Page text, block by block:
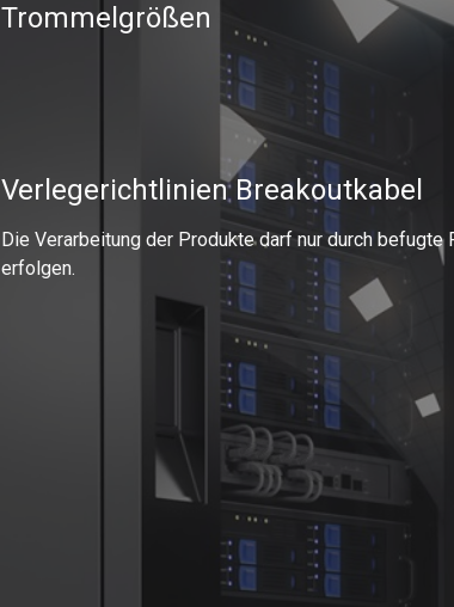
Trommelgrößen
Verlegerichtlinien Breakoutkabel
Die Verarbeitung der Produkte darf nur durch befugte
erfolgen.